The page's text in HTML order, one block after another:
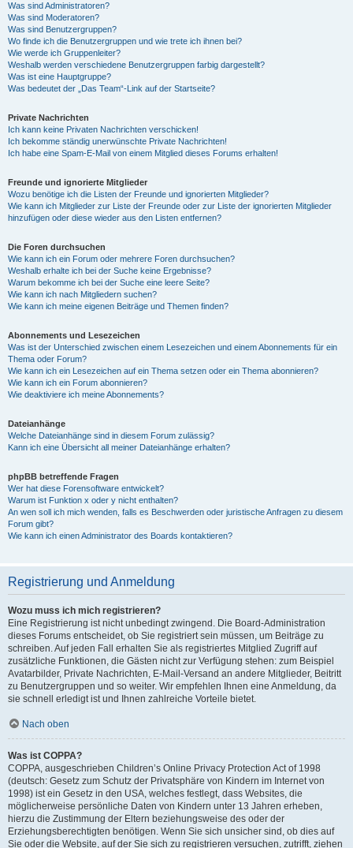
Was sind Administratoren?
Was sind Moderatoren?
Was sind Benutzergruppen?
Wo finde ich die Benutzergruppen und wie trete ich ihnen bei?
Wie werde ich Gruppenleiter?
Weshalb werden verschiedene Benutzergruppen farbig dargestellt?
Was ist eine Hauptgruppe?
Was bedeutet der „Das Team“-Link auf der Startseite?
Private Nachrichten
Ich kann keine Privaten Nachrichten verschicken!
Ich bekomme ständig unerwünschte Private Nachrichten!
Ich habe eine Spam-E-Mail von einem Mitglied dieses Forums erhalten!
Freunde und ignorierte Mitglieder
Wozu benötige ich die Listen der Freunde und ignorierten Mitglieder?
Wie kann ich Mitglieder zur Liste der Freunde oder zur Liste der ignorierten Mitglieder
hinzufügen oder diese wieder aus den Listen entfernen?
Die Foren durchsuchen
Wie kann ich ein Forum oder mehrere Foren durchsuchen?
Weshalb erhalte ich bei der Suche keine Ergebnisse?
Warum bekomme ich bei der Suche eine leere Seite?
Wie kann ich nach Mitgliedern suchen?
Wie kann ich meine eigenen Beiträge und Themen finden?
Abonnements und Lesezeichen
Was ist der Unterschied zwischen einem Lesezeichen und einem Abonnements für ein
Thema oder Forum?
Wie kann ich ein Lesezeichen auf ein Thema setzen oder ein Thema abonnieren?
Wie kann ich ein Forum abonnieren?
Wie deaktiviere ich meine Abonnements?
Dateianhänge
Welche Dateianhänge sind in diesem Forum zulässig?
Kann ich eine Übersicht all meiner Dateianhänge erhalten?
phpBB betreffende Fragen
Wer hat diese Forensoftware entwickelt?
Warum ist Funktion x oder y nicht enthalten?
An wen soll ich mich wenden, falls es Beschwerden oder juristische Anfragen zu diesem
Forum gibt?
Wie kann ich einen Administrator des Boards kontaktieren?
Registrierung und Anmeldung
Wozu muss ich mich registrieren?
Eine Registrierung ist nicht unbedingt zwingend. Die Board-Administration
dieses Forums entscheidet, ob Sie registriert sein müssen, um Beiträge zu
schreiben. Auf jeden Fall erhalten Sie als registriertes Mitglied Zugriff auf
zusätzliche Funktionen, die Gästen nicht zur Verfügung stehen: zum Beispiel
Avatarbilder, Private Nachrichten, E-Mail-Versand an andere Mitglieder, Beitritt
zu Benutzergruppen und so weiter. Wir empfehlen Ihnen eine Anmeldung, da
sie schnell erledigt ist und Ihnen zahlreiche Vorteile bietet.
Nach oben
Was ist COPPA?
COPPA, ausgeschrieben Children’s Online Privacy Protection Act of 1998
(deutsch: Gesetz zum Schutz der Privatsphäre von Kindern im Internet von
1998) ist ein Gesetz in den USA, welches festlegt, dass Websites, die
möglicherweise persönliche Daten von Kindern unter 13 Jahren erheben,
hierzu die Zustimmung der Eltern beziehungsweise des oder der
Erziehungsberechtigten benötigen. Wenn Sie sich unsicher sind, ob dies auf
Sie oder die Website, auf der Sie sich zu registrieren versuchen, zutrifft, ziehen